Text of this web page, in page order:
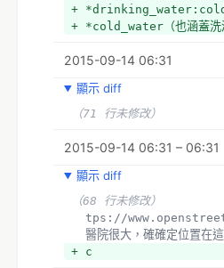
+
+ *cold_water（也涵蓋洗
2015-09-14 06:31
顯示 diff
（71 行未修改）
2015-09-14 06:31 – 06:31
顯示 diff
（68 行未修改）
tps://
醫院很大，確確定位置在
+ c